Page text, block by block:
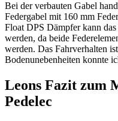
Bei der verbauten Gabel
Federgabel mit 160 mm
Float DPS Dämpfer kann
werden, da beide
werden. Das Fahrverhalten
Bodenunebenheiten konnte
Leons Fazit zum
Pedelec